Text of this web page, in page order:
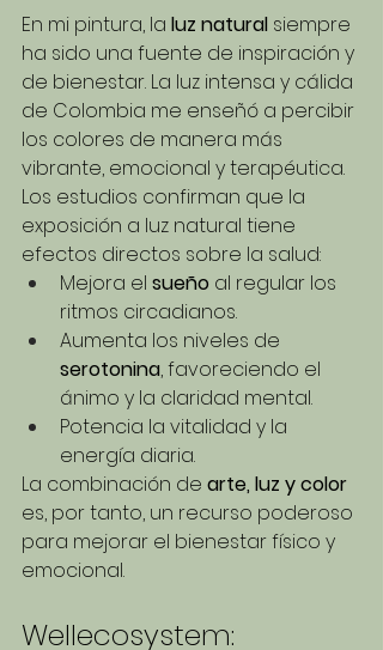
En mi pintura, la luz natural siempre
ha sido una fuente de inspiración y
de bienestar. La luz intensa y cálida
de Colombia me enseñó a percibir
los colores de manera más
vibrante, emocional y terapéutica.
Los estudios confirman que la
exposición a luz natural tiene
efectos directos sobre la salud:
Mejora el sueño al regular los
ritmos circadianos.
Aumenta los niveles de
serotonina, favoreciendo el
ánimo y la claridad mental.
Potencia la vitalidad y la
energía diaria.
La combinación de arte, luz y color
es, por tanto, un recurso poderoso
para mejorar el bienestar físico y
emocional.
Wellecosystem: